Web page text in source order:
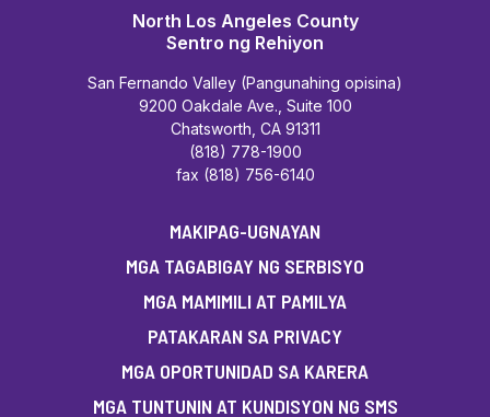
North Los Angeles County
Sentro ng Rehiyon
San Fernando Valley (Pangunahing opisina)
9200 Oakdale Ave., Suite 100
Chatsworth, CA 91311
(818) 778-1900
fax (818) 756-6140
MAKIPAG-UGNAYAN
MGA TAGABIGAY NG SERBISYO
MGA MAMIMILI AT PAMILYA
PATAKARAN SA PRIVACY
MGA OPORTUNIDAD SA KARERA
MGA TUNTUNIN AT KUNDISYON NG SMS